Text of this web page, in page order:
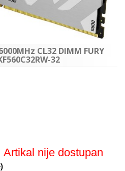
CL32 DIMM FURY
32
Artikal nije dostupan